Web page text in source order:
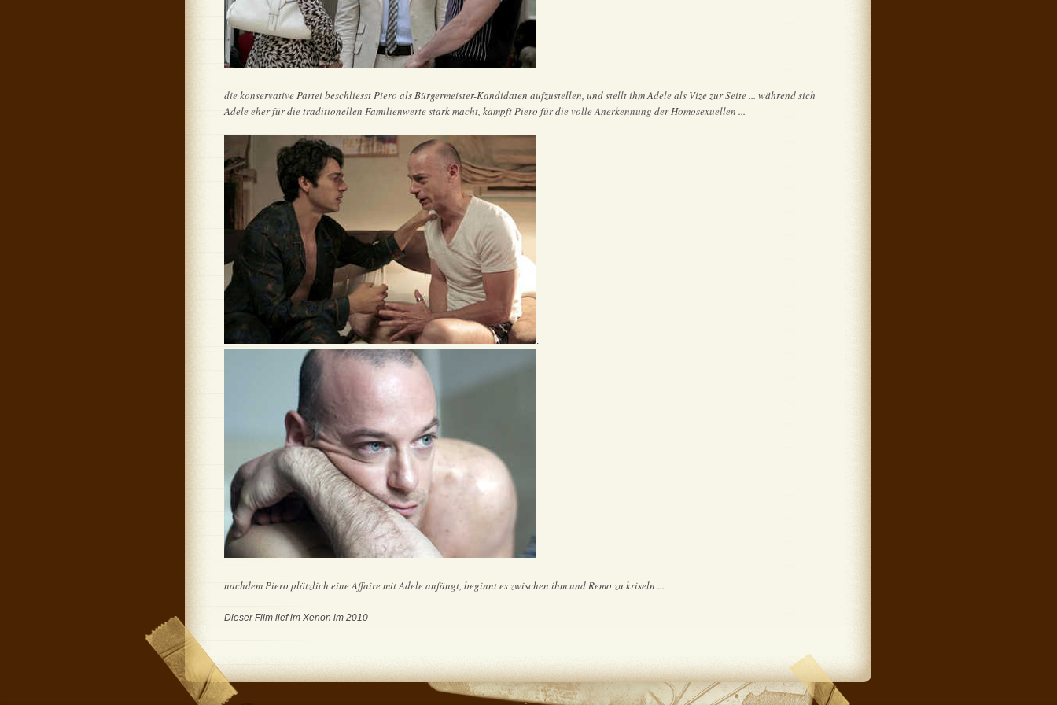
die konservative Partei beschliesst Piero als Bürgermeister-Kandidaten aufzustellen, und stellt ihm Adele als Vize zur Seite ... während sich
Adele eher für die traditionellen Familienwerte stark macht, kämpft Piero für die volle Anerkennung der Homosexuellen ...
.
nachdem Piero plötzlich eine Affaire mit Adele anfängt, beginnt es zwischen ihm und Remo zu kriseln ...
Dieser Film lief im Xenon im 2010